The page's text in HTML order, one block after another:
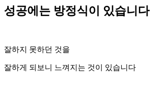
성공에는 방정식이 있습니다
잘하지 못하던 것을
잘하게 되보니 느껴지는 것이 있습니다